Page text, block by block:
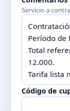
Servicio a
Código de